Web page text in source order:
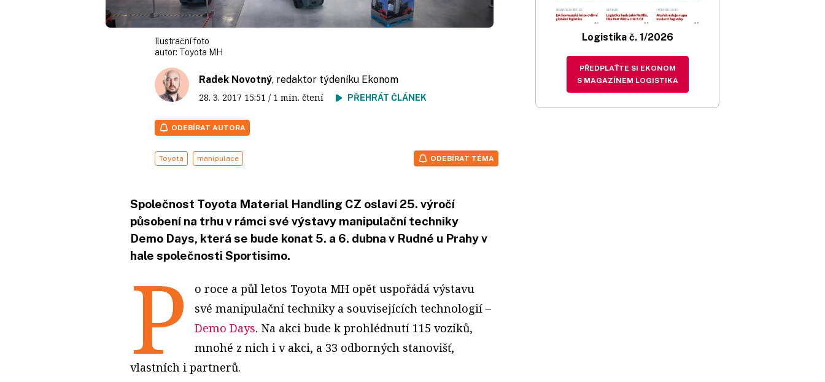
Ilustrační foto
autor: Toyota MH
Radek Novotný, redaktor týdeníku Ekonom
28. 3. 2017 15:51 / 1 min. čtení PŘEHRÁT ČLÁNEK
ODEBÍRAT AUTORA
Toyota manipulace ODEBÍRAT TÉMA
Společnost Toyota Material Handling CZ oslaví 25. výročí
působení na trhu v rámci své výstavy manipulační techniky
Demo Days, která se bude konat 5. a 6. dubna v Rudné u Prahy v
hale společnosti Sportisimo.
P
o roce a půl letos Toyota MH opět uspořádá výstavu
své manipulační techniky a souvisejících technologií –
Demo Days. Na akci bude k prohlédnutí 115 vozíků,
mnohé z nich i v akci, a 33 odborných stanovišť,
vlastních i partnerů.
Logistika č. 1/2026
PŘEDPLAŤTE SI EKONOM
S MAGAZÍNEM LOGISTIKA